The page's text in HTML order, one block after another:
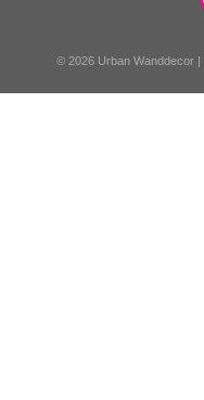
© 2026 Urban Wanddecor |